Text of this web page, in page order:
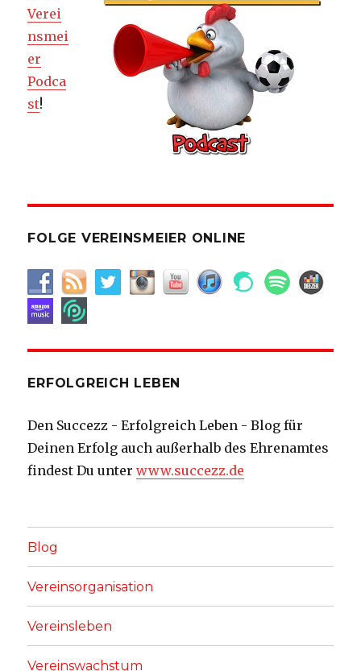
Verei
nsmei
er
Podca
st!
FOLGE VEREINSMEIER ONLINE
ERFOLGREICH LEBEN
Den Succezz - Erfolgreich Leben - Blog für
Deinen Erfolg auch außerhalb des Ehrenamtes
findest Du unterwww.succezz.de
Blog
Vereinsorganisation
Vereinsleben
Vereinswachstum